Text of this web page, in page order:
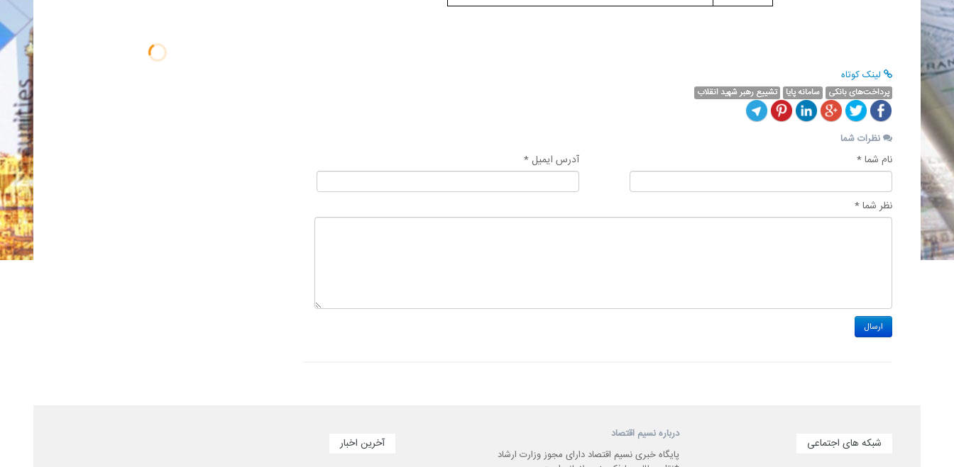
لینک کوتاه
پرداخت‌های بانکی سامانه پایا تشییع رهبر شهید انقلاب
نظرات شما
آدرس ایمیل * نام شما *
نظر شما *
آخرین اخبار
درباره نسیم اقتصاد
پایگاه خبری نسیم اقتصاد دارای مجوز وزارت ارشاد
شبکه های اجتماعی